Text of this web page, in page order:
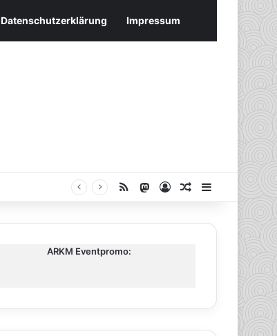
Datenschutzerklärung Impressum
RSS Mastodon
AnmeldenZufälliger
ARKM Eventpromo: